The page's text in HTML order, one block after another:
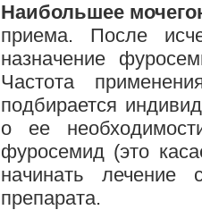
Наибольшее
приема. После
назначение
Частота
подбирается
о ее
фуросемид (это
начинать лечение
препарата.